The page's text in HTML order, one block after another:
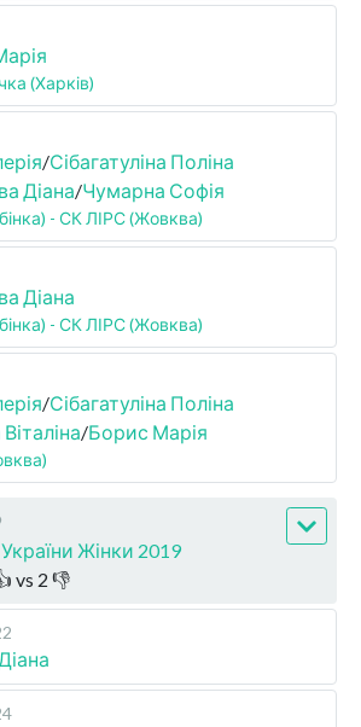
(Харків)
/Сібагатуліна Поліна
Діана/Чумарна Софія
- СК ЛІРС (Жовква)
Діана
- СК ЛІРС (Жовква)
/Сібагатуліна Поліна
/Борис Марія
Жінки 2019
vs 2 👎